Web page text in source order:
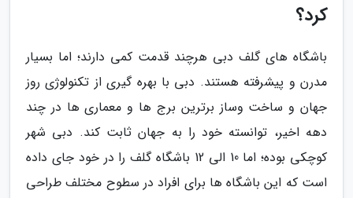
کرد؟
باشگاه های گلف دبی هرچند قدمت کمی دارند؛ اما بسیار
مدرن و پیشرفته هستند. دبی با بهره گیری از تکنولوژی روز
جهان و ساخت وساز برترین برج ها و معماری ها در چند
دهه اخیر، توانسته خود را به جهان ثابت کند. دبی شهر
کوچکی بوده؛ اما 10 الی 12 باشگاه گلف را در خود جای داده
است که این باشگاه ها برای افراد در سطوح مختلف طراحی